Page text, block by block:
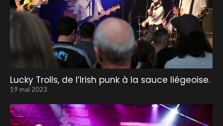
Lucky Trolls, de l’Irish punk à la sauce liégeoise.
19 mai 2023